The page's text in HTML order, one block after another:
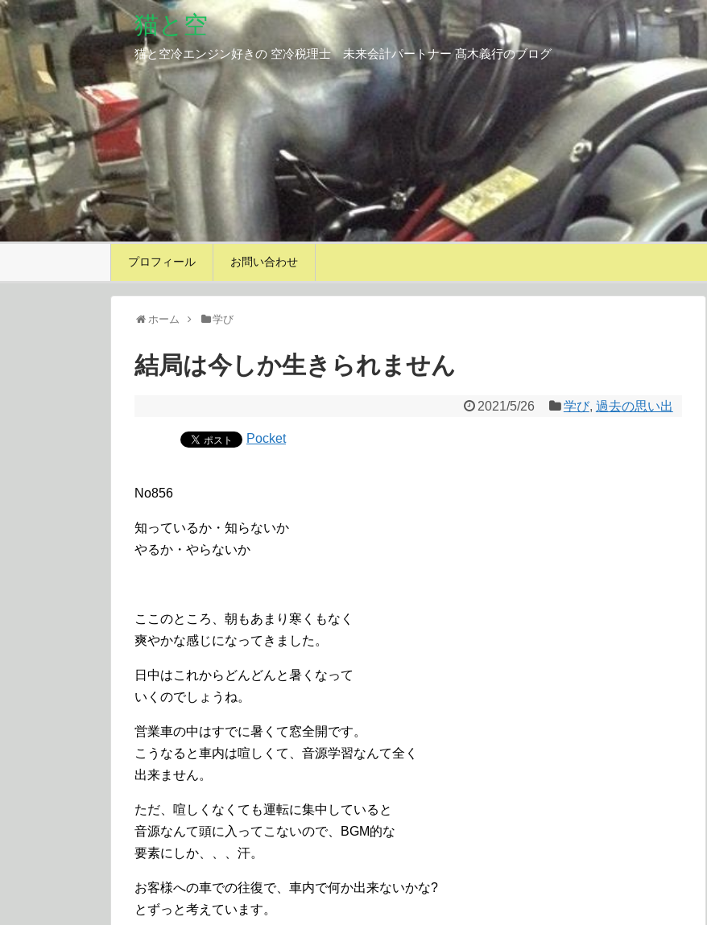
猫と空
猫と空冷エンジン好きの 空冷税理士 未来会計パートナー 髙木義行のブログ
プロフィール お問い合わせ
ホーム 学び
結局は今しか生きられません
2021/5/26 学び, 過去の思い出
Pocket
No856
知っているか・知らないか
やるか・やらないか
ここのところ、朝もあまり寒くもなく
爽やかな感じになってきました。
日中はこれからどんどんと暑くなって
いくのでしょうね。
営業車の中はすでに暑くて窓全開です。
こうなると車内は喧しくて、音源学習なんて全く
出来ません。
ただ、喧しくなくても運転に集中していると
音源なんて頭に入ってこないので、BGM的な
要素にしか、、、汗。
お客様への車での往復で、車内で何か出来ないかな?
とずっと考えています。